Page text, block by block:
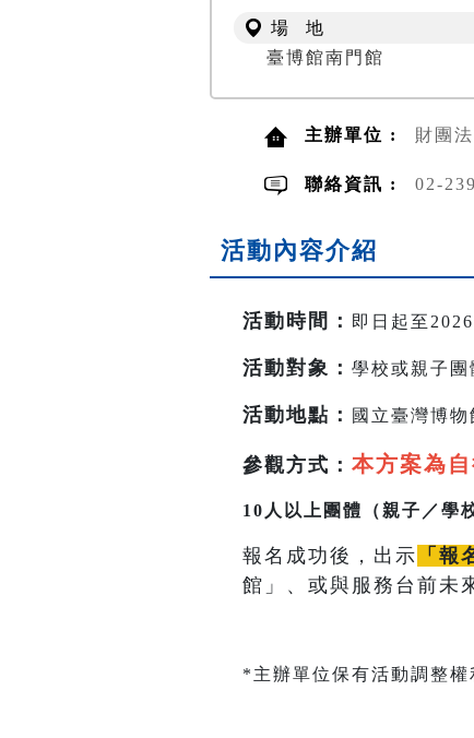
場 地
臺博館南門館
主辦單位 : 財團
聯絡資訊 : 02-
活動內容介紹
活動時間 ： 即日起至
活動對象： 學校或親子團
活動地點 ： 國立臺灣博
參觀方式： 本方案為
10人以上團體（親子／學
報名成功後，出示 「報
館」、或與服務台前未
*主辦單位保有活動調整